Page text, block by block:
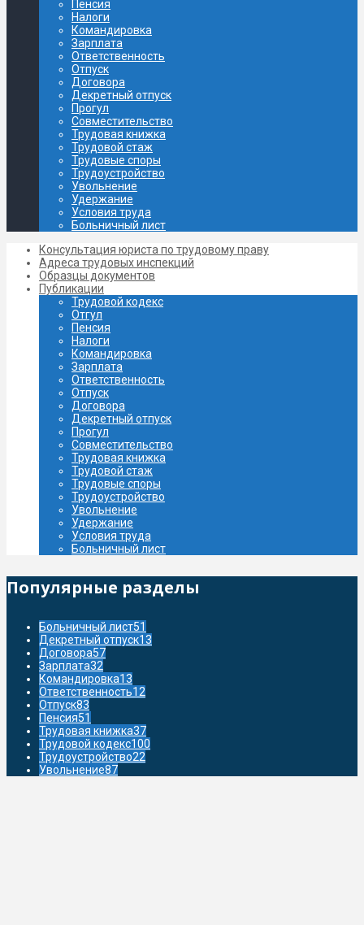
Пенсия
Налоги
Командировка
Зарплата
Ответственность
Отпуск
Договора
Декретный отпуск
Прогул
Совместительство
Трудовая книжка
Трудовой стаж
Трудовые споры
Трудоустройство
Увольнение
Удержание
Условия труда
Больничный лист
Консультация юриста по трудовому праву
Адреса трудовых инспекций
Образцы документов
Публикации
Трудовой кодекс
Отгул
Пенсия
Налоги
Командировка
Зарплата
Ответственность
Отпуск
Договора
Декретный отпуск
Прогул
Совместительство
Трудовая книжка
Трудовой стаж
Трудовые споры
Трудоустройство
Увольнение
Удержание
Условия труда
Больничный лист
Популярные разделы
Больничный лист51
Декретный отпуск13
Договора57
Зарплата32
Командировка13
Ответственность12
Отпуск83
Пенсия51
Трудовая книжка37
Трудовой кодекс100
Трудоустройство22
Увольнение87